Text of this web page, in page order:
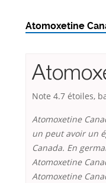
Atomoxetine
Note 4.7 étoiles,
Atomoxetine
un peut avoir un
Canada. En
Atomoxetine
Atomoxetine